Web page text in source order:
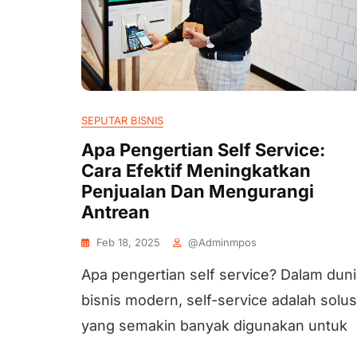
SEPUTAR BISNIS
Apa Pengertian Self Service:
Cara Efektif Meningkatkan
Penjualan Dan Mengurangi
Antrean
Feb 18, 2025 @adminmpos
Apa pengertian self service? Dalam
bisnis modern, self-service adalah
yang semakin banyak digunakan untuk